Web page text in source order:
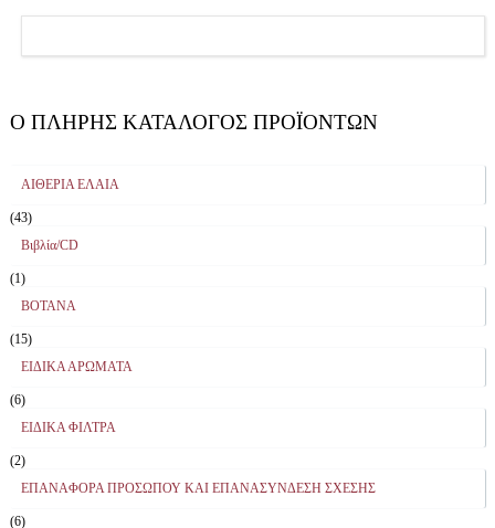
Ο ΠΛΉΡΗΣ ΚΑΤΆΛΟΓΟΣ ΠΡΟΪΌΝΤΩΝ
ΑΙΘΕΡΙΑ ΕΛΑΙΑ
(43)
Βιβλία/CD
(1)
ΒΟΤΑΝΑ
(15)
ΕΙΔΙΚΑ ΑΡΩΜΑΤΑ
(6)
ΕΙΔΙΚΑ ΦΙΛΤΡΑ
(2)
ΕΠΑΝΑΦΟΡΑ ΠΡΟΣΩΠΟΥ ΚΑΙ ΕΠΑΝΑΣΥΝΔΕΣΗ ΣΧΕΣΗΣ
(6)